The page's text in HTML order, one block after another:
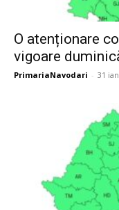
O atenționare
vigoare
PrimariaNavodari - 31